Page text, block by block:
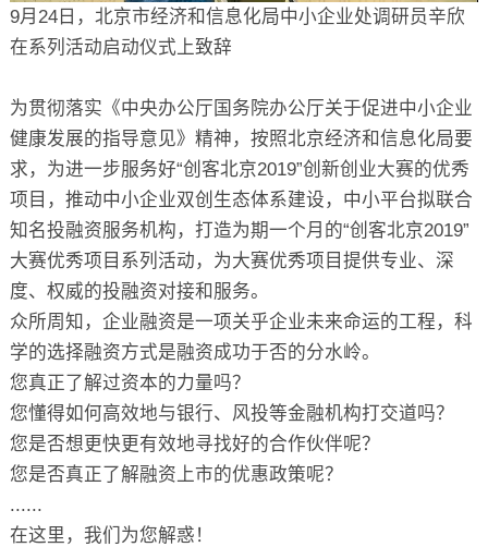
9月24日，北京市经济和信息化局中小企业处调研员辛欣
在系列活动启动仪式上致辞
为贯彻落实《中央办公厅国务院办公厅关于促进中小企业
健康发展的指导意见》精神，按照北京经济和信息化局要
求，为进一步服务好“创客北京2019”创新创业大赛的优秀
项目，推动中小企业双创生态体系建设，中小平台拟联合
知名投融资服务机构，打造为期一个月的“创客北京2019”
大赛优秀项目系列活动，为大赛优秀项目提供专业、深
度、权威的投融资对接和服务。
众所周知，企业融资是一项关乎企业未来命运的工程，科
学的选择融资方式是融资成功于否的分水岭。
您真正了解过资本的力量吗？
您懂得如何高效地与银行、风投等金融机构打交道吗？
您是否想更快更有效地寻找好的合作伙伴呢？
您是否真正了解融资上市的优惠政策呢？
......
在这里，我们为您解惑！